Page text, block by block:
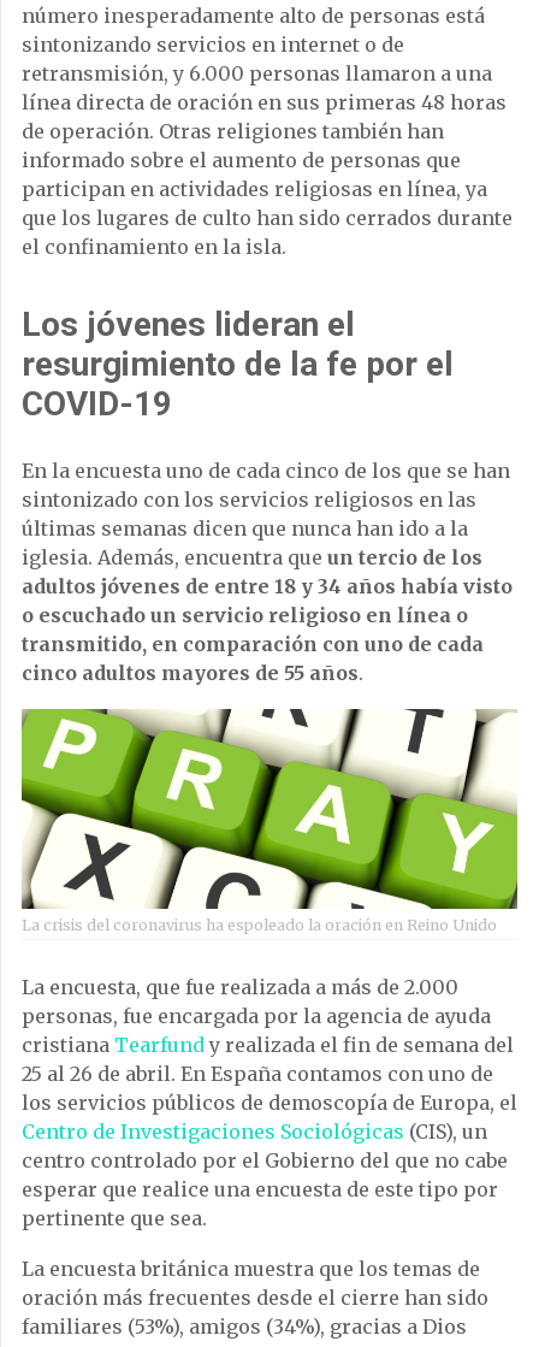
número inesperadamente alto de personas está
sintonizando servicios en internet o de
retransmisión, y 6.000 personas llamaron a una
línea directa de oración en sus primeras 48 horas
de operación. Otras religiones también han
informado sobre el aumento de personas que
participan en actividades religiosas en línea, ya
que los lugares de culto han sido cerrados durante
el confinamiento en la isla.
Los jóvenes lideran el
resurgimiento de la fe por el
COVID-19
En la encuesta uno de cada cinco de los que se han
sintonizado con los servicios religiosos en las
últimas semanas dicen que nunca han ido a la
iglesia. Además, encuentra que un tercio de los
adultos jóvenes de entre 18 y 34 años había visto
o escuchado un servicio religioso en línea o
transmitido, en comparación con uno de cada
cinco adultos mayores de 55 años.
La crisis del coronavirus ha espoleado la oración en Reino Unido
La encuesta, que fue realizada a más de 2.000
personas, fue encargada por la agencia de ayuda
cristiana Tearfundy realizada el fin de semana del
25 al 26 de abril. En España contamos con uno de
los servicios públicos de demoscopía de Europa, el
Centro de Investigaciones Sociológicas (CIS), un
centro controlado por el Gobierno del que no cabe
esperar que realice una encuesta de este tipo por
pertinente que sea.
La encuesta británica muestra que los temas de
oración más frecuentes desde el cierre han sido
familiares (53%), amigos (34%), gracias a Dios